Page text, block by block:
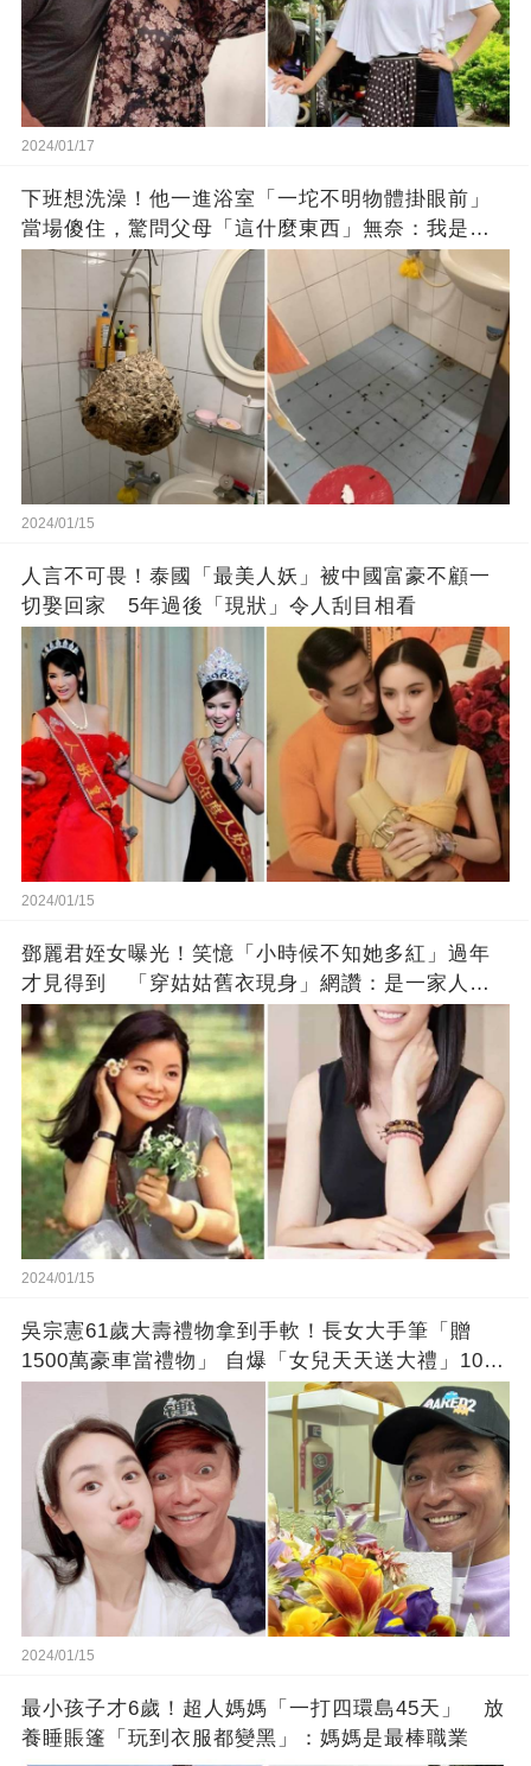
2024/01/17
下班想洗澡！他一進浴室「一坨不明物體掛眼前」
當場傻住，驚問父母「這什麼東西」無奈：我是親
生的嗎？
2024/01/15
人言不可畏！泰國「最美人妖」被中國富豪不顧一
切娶回家 5年過後「現狀」令人刮目相看
2024/01/15
鄧麗君姪女曝光！笑憶「小時候不知她多紅」過年
才見得到 「穿姑姑舊衣現身」網讚：是一家人沒
錯!
2024/01/15
吳宗憲61歲大壽禮物拿到手軟！長女大手筆「贈
1500萬豪車當禮物」 自爆「女兒天天送大禮」10年
徒弟也不甘示弱!
2024/01/15
最小孩子才6歲！超人媽媽「一打四環島45天」 放
養睡賬篷「玩到衣服都變黑」：媽媽是最棒職業